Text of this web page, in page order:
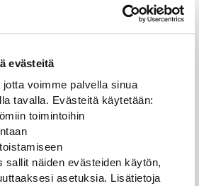
evästeitä
voimme palvella sinua
tavalla. Evästeitä käytetään:
toimintoihin
sallit näiden evästeiden käytön,
asetuksia. Lisätietoja
toiveistasi edunvalvontaa
Ilmoittaudu mukaan 28.9.2022 klo
lomakkeella. Osallistumislinkki
tapahtumapäivänä.
myös Tieteentekijöistä
tarjoamme